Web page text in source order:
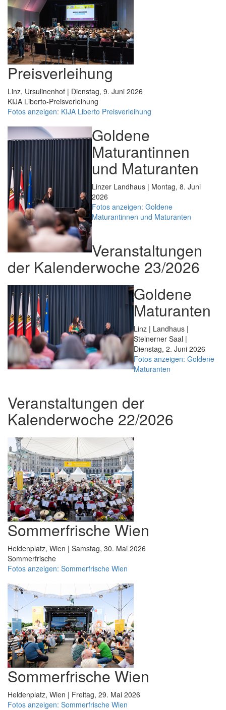
Preisverleihung
Linz, Ursulinenhof | Dienstag, 9. Juni 2026
KIJA Liberto-Preisverleihung
Fotos anzeigen: KIJA Liberto Preisverleihung
Goldene
Maturantinnen
und Maturanten
Linzer Landhaus | Montag, 8. Juni
2026
Fotos anzeigen: Goldene
Maturantinnen und Maturanten
Veranstaltungen
der Kalenderwoche 23/2026
Goldene
Maturanten
Linz | Landhaus |
Steinerner Saal |
Dienstag, 2. Juni 2026
Fotos anzeigen: Goldene
Maturanten
Veranstaltungen der
Kalenderwoche 22/2026
Sommerfrische Wien
Heldenplatz, Wien | Samstag, 30. Mai 2026
Sommerfrische
Fotos anzeigen: Sommerfrische Wien
Sommerfrische Wien
Heldenplatz, Wien | Freitag, 29. Mai 2026
Fotos anzeigen: Sommerfrische Wien